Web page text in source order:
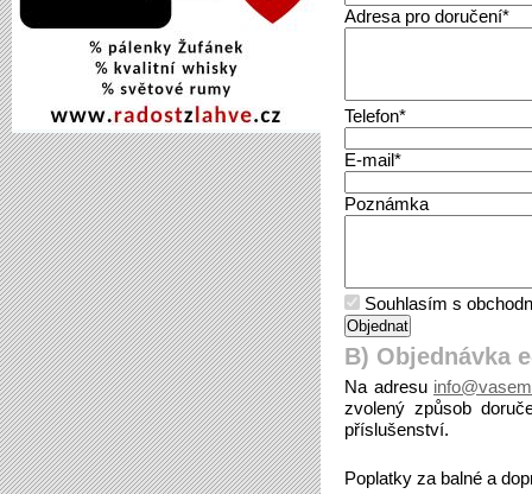
Adresa pro doručení*
Telefon*
E-mail*
Poznámka
Souhlasím s
B) Objednávka
Na adresu
zvolený způsob
příslušenství.
Poplatky za balné a